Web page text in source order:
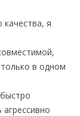
качества, я
в одном